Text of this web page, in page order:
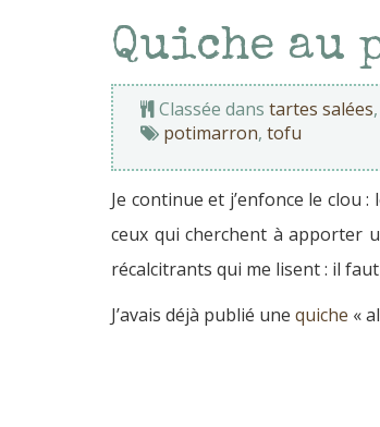
Quiche au
Classée dans tartes salées,
potimarron, tofu
Je continue et j’enfonce le clou
ceux qui cherchent à apporter
récalcitrants qui me lisent : il
J’avais déjà publié une quiche «